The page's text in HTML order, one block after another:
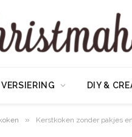
VERSIERING DIY &
» Kerstkoken zonder pakjes